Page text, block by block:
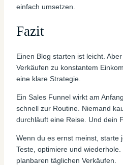
einfach umsetzen.
Fazit
Einen Blog starten ist leicht.
Verkäufen zu konstantem
eine klare Strategie.
Ein Sales Funnel wirkt am
schnell zur Routine. Niemand
durchläuft eine Reise. Und dein
Wenn du es ernst meinst, starte
Teste, optimiere und
planbaren täglichen Verkäufen.